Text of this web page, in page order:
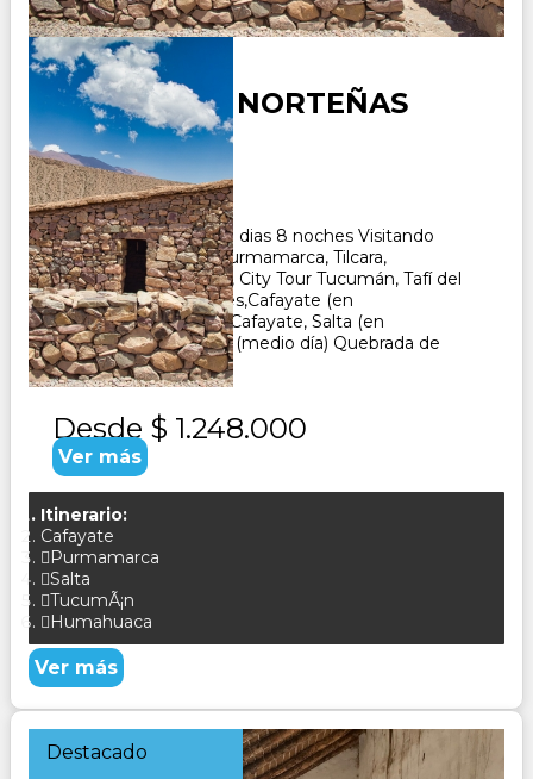
SORPRESAS NORTEÑAS
Duración:
9Días8Noches
Paquete Turistico de 9 dias 8 noches Visitando
Tucuman, Cafayate, Purmamarca, Tilcara,
Humahuaca, Quilmes, City Tour Tucumán, Tafí del
Valle,Ruinas de Quilmes,Cafayate (en
camino) Quebrada de Cafayate, Salta (en
camino)City Tour Salta (medio día) Quebrada de
Humahuaca
Desde $ 1.248.000
Ver más
Itinerario:
Cafayate
Purmamarca
Salta
TucumÃ¡n
Humahuaca
Ver más
Destacado